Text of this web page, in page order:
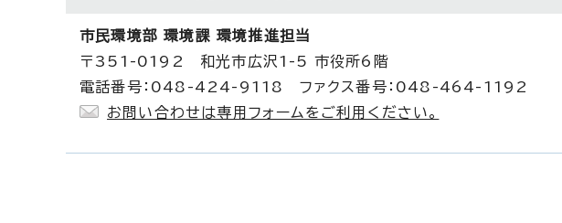
市民環境部 環境課 環境推進担当
〒351-0192 和光市広沢1-5 市役所6階
電話番号：048-424-9118 ファクス番号：048-464-1192
お問い合わせは専用フォームをご利用ください。